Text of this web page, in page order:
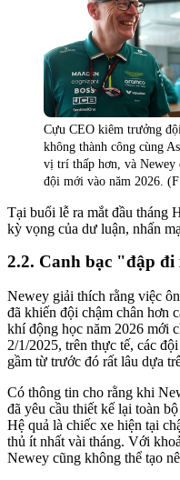
Cựu CEO kiêm trưởng
không thành công cùng
vị trí thấp hơn, và Newey
đội mới vào năm 2026.
Tại buổi lễ ra mắt đầu tháng
kỳ vọng của dư luận, nhấn
Canh bạc "đập
Newey giải thích rằng việc
đã khiến đội chậm chân hơn
khí động học năm 2026 mới
2/1/2025, trên thực tế, các
gầm từ trước đó rất lâu dựa
Có thông tin cho rằng khi
đã yêu cầu thiết kế lại toàn
Hệ quả là chiếc xe hiện tại
thủ ít nhất vài tháng. Với
Newey cũng không thể tạo